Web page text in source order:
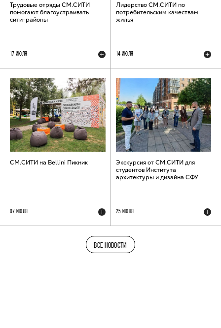
Трудовые отряды СМ.СИТИ
помогают благоустраивать
сити-районы
17 ИЮЛЯ
Лидерство СМ.СИТИ по
потребительским качествам
жилья
14 ИЮЛЯ
СМ.СИТИ на Bellini Пикник
07 ИЮЛЯ
Экскурсия от СМ.СИТИ для
студентов Института
архитектуры и дизайна СФУ
25 ИЮНЯ
ВСЕ НОВОСТИ